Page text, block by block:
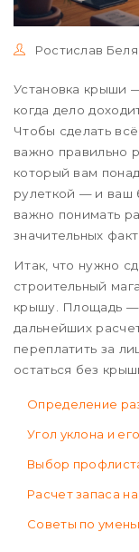
Ростислав
Установка крыши
когда дело
Чтобы сделать
важно правильно
который вам
рулеткой — и ваш
важно понимать
значительных
Итак, что нужно
строительный
крышу. Площадь —
дальнейших
переплатить за
остаться без
Определение
Угол уклона и
Выбор
Расчет запаса
Советы по